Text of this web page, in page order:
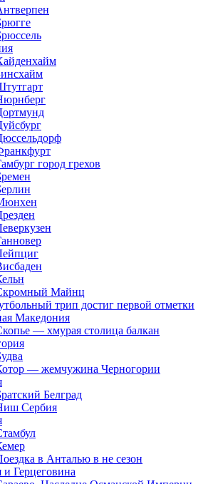
город грехов
Майнц
трип достиг первой отметки
Македония
— хмурая столица балкан
— жемчужина Черногории
Белград
Сербия
в Анталью в не сезон
и Герцеговина